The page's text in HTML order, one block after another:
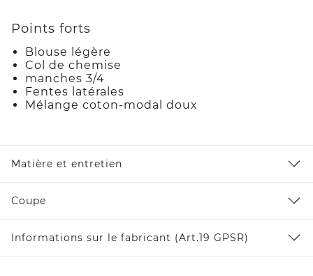
Points forts
Blouse légère
Col de chemise
manches 3/4
Fentes latérales
Mélange coton-modal doux
Matière et entretien
Coupe
Informations sur le fabricant (Art.19 GPSR)